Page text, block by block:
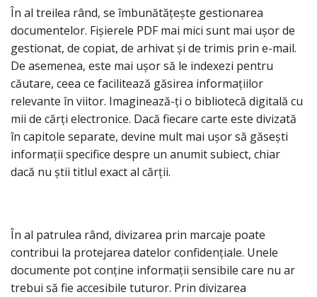
În al treilea rând, se îmbunătățește gestionarea
documentelor. Fișierele PDF mai mici sunt mai ușor de
gestionat, de copiat, de arhivat și de trimis prin e-mail.
De asemenea, este mai ușor să le indexezi pentru
căutare, ceea ce facilitează găsirea informațiilor
relevante în viitor. Imaginează-ți o bibliotecă digitală cu
mii de cărți electronice. Dacă fiecare carte este divizată
în capitole separate, devine mult mai ușor să găsești
informații specifice despre un anumit subiect, chiar
dacă nu știi titlul exact al cărții.
În al patrulea rând, divizarea prin marcaje poate
contribui la protejarea datelor confidențiale. Unele
documente pot conține informații sensibile care nu ar
trebui să fie accesibile tuturor. Prin divizarea